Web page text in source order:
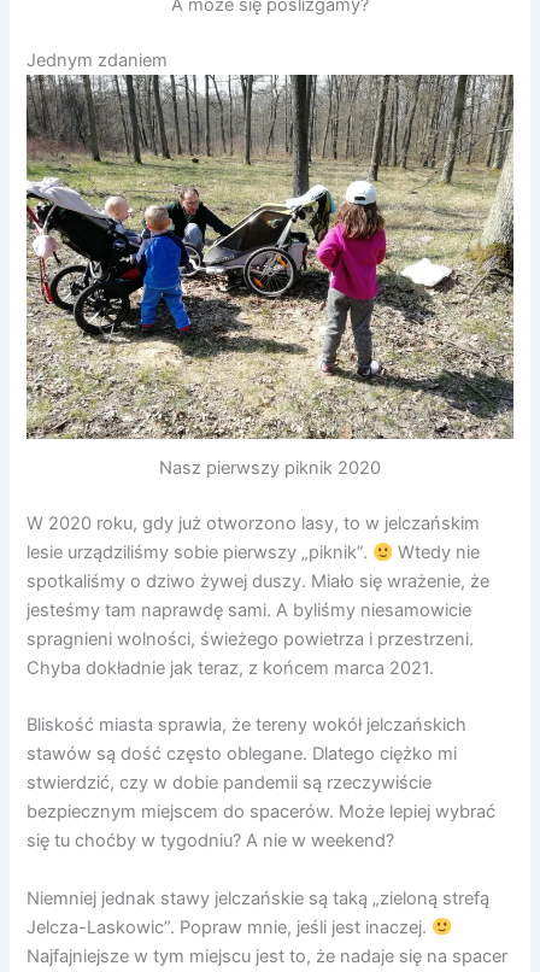
A może się poślizgamy?
Jednym zdaniem
Nasz pierwszy piknik 2020
W 2020 roku, gdy już otworzono lasy, to w jelczańskim
lesie urządziliśmy sobie pierwszy „piknik”.
Wtedy nie
spotkaliśmy o dziwo żywej duszy. Miało się wrażenie, że
jesteśmy tam naprawdę sami. A byliśmy niesamowicie
spragnieni wolności, świeżego powietrza i przestrzeni.
Chyba dokładnie jak teraz, z końcem marca 2021.
Bliskość miasta sprawia, że tereny wokół jelczańskich
stawów są dość często oblegane. Dlatego ciężko mi
stwierdzić, czy w dobie pandemii są rzeczywiście
bezpiecznym miejscem do spacerów. Może lepiej wybrać
się tu choćby w tygodniu? A nie w weekend?
Niemniej jednak stawy jelczańskie są taką „zieloną strefą
Jelcza-Laskowic”. Popraw mnie, jeśli jest inaczej.
Najfajniejsze w tym miejscu jest to, że nadaje się na spacer